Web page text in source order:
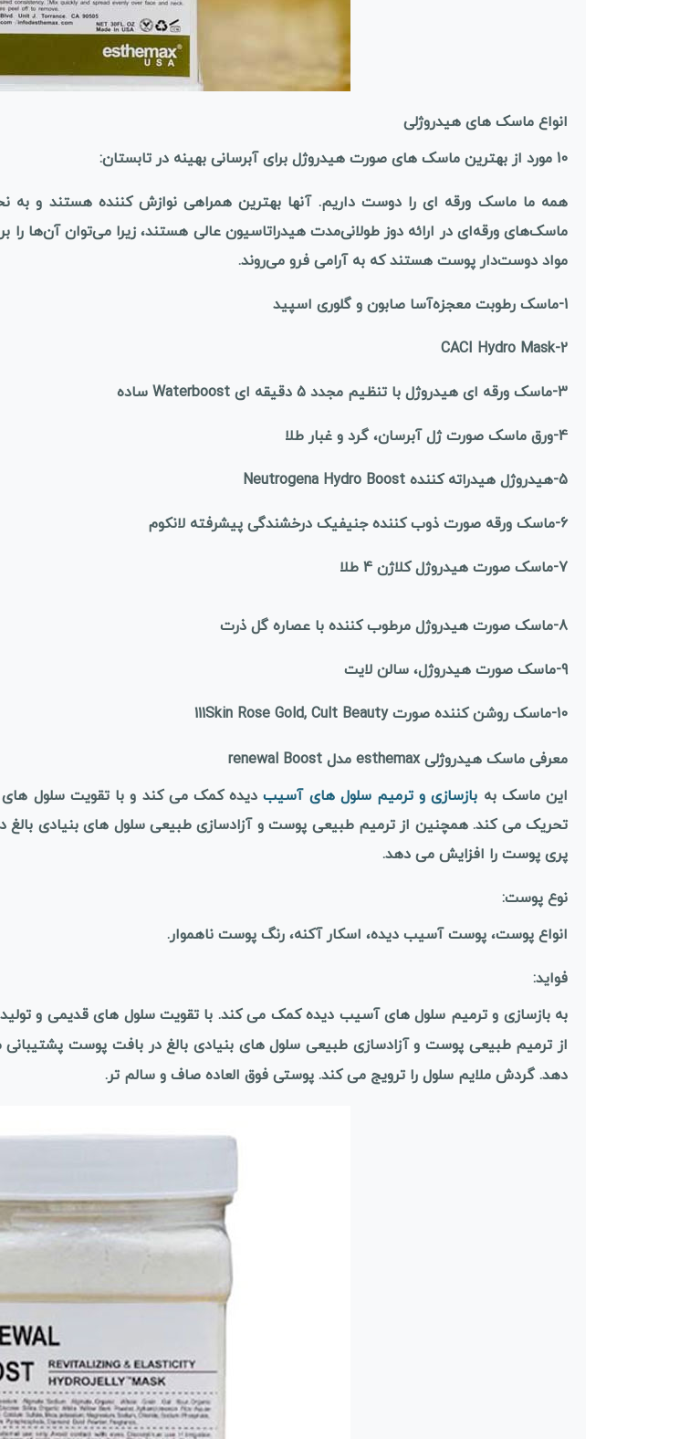
انواع ماسک های هیدروژلی
10 مورد از بهترین ماسک های صورت هیدروژل برای آبرسانی بهینه در تابستان:
همه ما ماسک ورقه ای را دوست داریم. آنها بهترین همراهی نوازش کننده هستند و
ماسک‌های ورقه‌ای در ارائه دوز طولانی‌مدت هیدراتاسیون عالی هستند، زیرا می‌توان آن‌ها
مواد دوست‌دار پوست هستند که به آرامی فرو می‌روند.
1-ماسک رطوبت معجزه‌آسا صابون و گلوری اسپید
2-CACI Hydro Mask
3- ماسک ورقه ای هیدروژل با تنظیم مجدد 5 دقیقه ای Waterboost ساده
4- ورق ماسک صورت ژل آبرسان، گرد و غبار طلا
5- هیدروژل هیدراته کننده Neutrogena Hydro Boost
6- ماسک ورقه صورت ذوب کننده جنیفیک درخشندگی پیشرفته لانکوم
7- ماسک صورت هیدروژل کلاژن 4 طلا
8- ماسک صورت هیدروژل مرطوب کننده با عصاره گل ذرت
9- ماسک صورت هیدروژل، سالن لایت
10- ماسک روشن کننده صورت 111Skin Rose Gold, Cult Beauty
معرفی ماسک هیدروژلی esthemax مدل renewal Boost
این ماسک به بازسازی و ترمیم سلول های آسیبدیده کمک می کند و با تقویت سلول های
تحریک می کند. همچنین از ترمیم طبیعی پوست و آزادسازی طبیعی سلول های بنیادی
پری پوست را افزایش می دهد.
نوع پوست:
انواع پوست، پوست آسیب دیده، اسکار آکنه، رنگ پوست ناهموار.
فواید:
به بازسازی و ترمیم سلول های آسیب دیده کمک می کند. با تقویت سلول های قدیمی و
از ترمیم طبیعی پوست و آزادسازی طبیعی سلول های بنیادی بالغ در بافت پوست
دهد. گردش ملایم سلول را ترویج می کند. پوستی فوق العاده صاف و سالم تر.